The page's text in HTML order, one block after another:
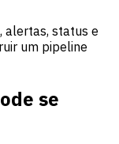
alertas, status e
um pipeline
se